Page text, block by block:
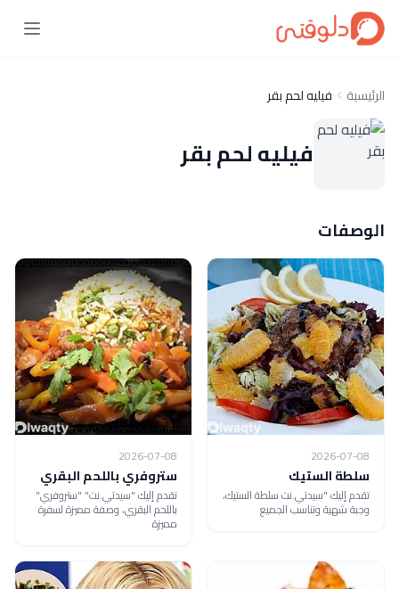
الرئيسية فيليه لحم بقر
فيليه لحم بقر
الوصفات
2026-07-08
سلطة الستيك
تقدم إليك "سيدتي.نت سلطة الستيك،
وجبة شهية وتناسب الجميع
2026-07-08
ستروفري باللحم البقري
تقدم إليك "سيدتي.نت" "ستروفري"
باللحم البقري، وصفة مميزة لسفرة
مميزة